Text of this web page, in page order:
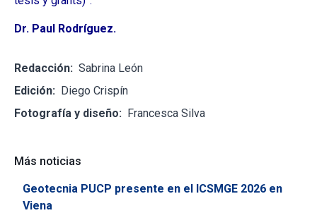
Dr. Paul Rodríguez.
Redacción: Sabrina León
Edición: Diego Crispín
Fotografía y diseño: Francesca Silva
Más noticias
Geotecnia PUCP presente en el ICSMGE 2026 en
Viena